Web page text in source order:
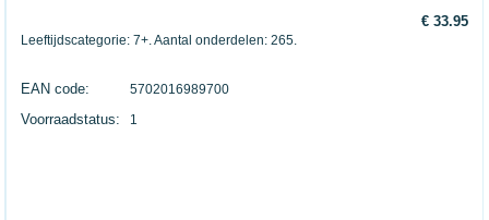
€ 33.95
Leeftijdscategorie: 7+. Aantal onderdelen: 265.
EAN code: 5702016989700
Voorraadstatus: 1